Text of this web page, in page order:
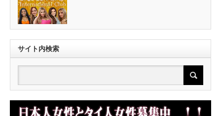
サイト内検索